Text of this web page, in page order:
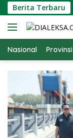
Langsung
ke
konten
Berita Terbaru
Tiga
Nasional Provinsi